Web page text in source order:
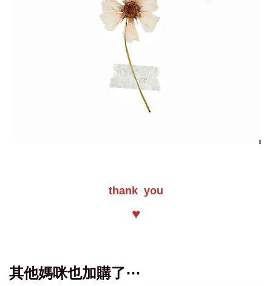
thank you
♥
其他媽咪也加購了⋯